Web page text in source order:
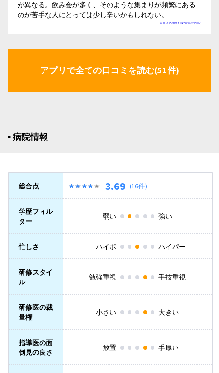
口コミの問題を報告(採用で50p)
が異なる。飲み会が多く、そのような集まりが頻繁にある
のが苦手な人にとっては少し辛いかもしれない。
アプリで全ての口コミを読む(51件)
▪︎ 病院情報
総合点 ★★★★★
★★★★★ 3.69 (16件)
学歴フィル
ター
弱い 強い
忙しさ ハイポ ハイパー
研修スタイ
ル
勉強重視 手技重視
研修医の裁
量権
小さい 大きい
指導医の面
倒見の良さ
放置 手厚い